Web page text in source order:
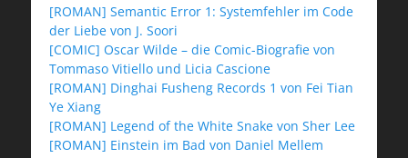
[ROMAN] Semantic Error 1: Systemfehler im Code
der Liebe von J. Soori
[COMIC] Oscar Wilde – die Comic-Biografie von
Tommaso Vitiello und Licia Cascione
[ROMAN] Dinghai Fusheng Records 1 von Fei Tian
Ye Xiang
[ROMAN] Legend of the White Snake von Sher Lee
[ROMAN] Einstein im Bad von Daniel Mellem